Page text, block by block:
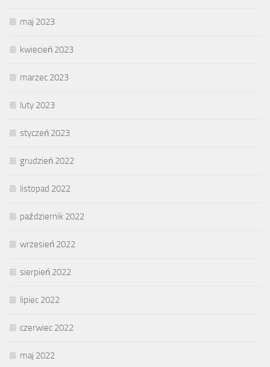
maj 2023
kwiecień 2023
marzec 2023
luty 2023
styczeń 2023
grudzień 2022
listopad 2022
październik 2022
wrzesień 2022
sierpień 2022
lipiec 2022
czerwiec 2022
maj 2022